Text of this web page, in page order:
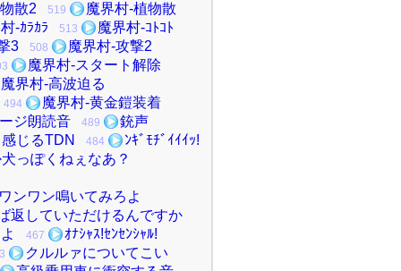
散2
519
魔界村-植物散
-ｶﾗｶﾗ
513
魔界村-ｺﾄｺﾄ
3
508 魔界村-攻撃2
魔界村-スタート解除
魔界村-高波迫る
494
魔界村-黄金鎧装着
ジ朗読音
489
銃声
感じるTDN
484
ﾝｷﾞﾓﾁﾞｲｲｲｯ!
っぽくねぇなあ？
ンワン鳴いてみろよ
返していただけるんですか
467 ｵﾅｼｬｽ!ｾﾝｾﾝｼｬﾙ!
クルルァについてこい